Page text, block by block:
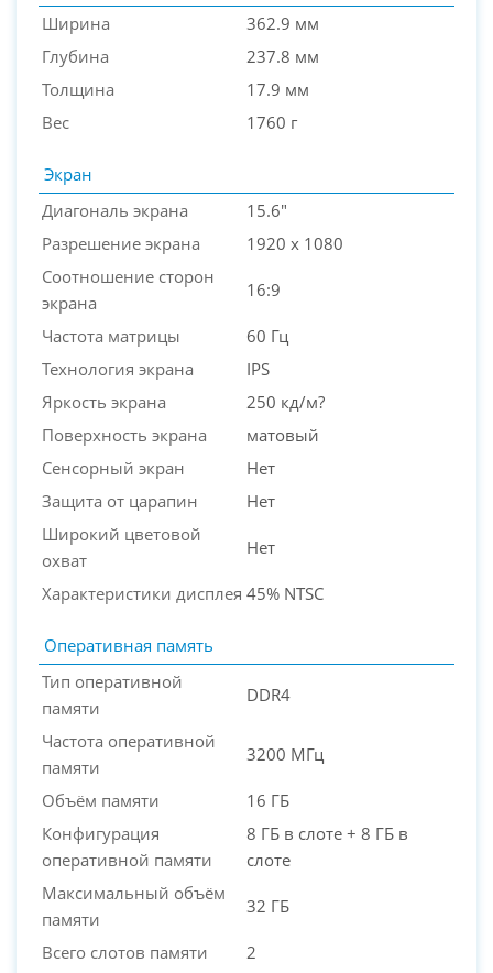
Ширина
362.9 мм
Глубина
237.8 мм
Толщина
17.9 мм
Вес
1760 г
Экран
Диагональ экрана
15.6"
Разрешение экрана
1920 x 1080
Соотношение сторон
экрана
16:9
Частота матрицы
60 Гц
Технология экрана
IPS
Яркость экрана
250 кд/м?
Поверхность экрана
матовый
Сенсорный экран
Нет
Защита от царапин
Нет
Широкий цветовой
охват
Нет
Характеристики дисплея 45% NTSC
Оперативная память
Тип оперативной
памяти
DDR4
Частота оперативной
памяти
3200 МГц
Объём памяти
16 ГБ
Конфигурация
оперативной памяти
8 ГБ в слоте + 8 ГБ в
слоте
Максимальный объём
памяти
32 ГБ
Всего слотов памяти
2